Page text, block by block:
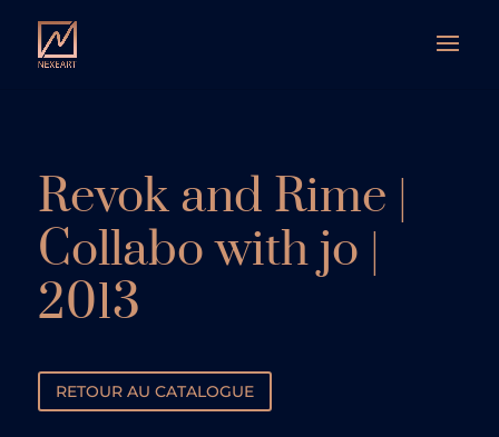
Revok and Rime |
Collabo with jo |
2013
RETOUR AU CATALOGUE